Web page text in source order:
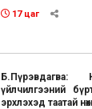
17 цаг
үйлчилгээний
эрхлэхэд таатай